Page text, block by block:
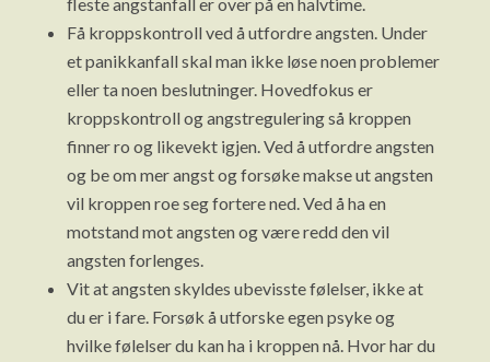
Få kroppskontroll ved å utfordre angsten. Under
et panikkanfall skal man ikke løse noen problemer
eller ta noen beslutninger. Hovedfokus er
kroppskontroll og angstregulering så kroppen
finner ro og likevekt igjen. Ved å utfordre angsten
og be om mer angst og forsøke makse ut angsten
vil kroppen roe seg fortere ned. Ved å ha en
motstand mot angsten og være redd den vil
angsten forlenges.
Vit at angsten skyldes ubevisste følelser, ikke at
du er i fare. Forsøk å utforske egen psyke og
hvilke følelser du kan ha i kroppen nå. Hvor har du